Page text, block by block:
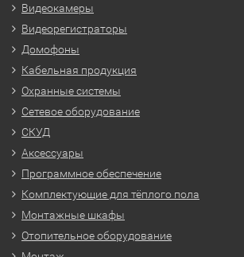
Видеокамеры
Видеорегистраторы
Домофоны
Кабельная продукция
Охранные системы
Сетевое оборудование
СКУД
Аксессуары
Программное обеспечение
Комплектующие для тёплого пола
Монтажные шкафы
Отопительное оборудование